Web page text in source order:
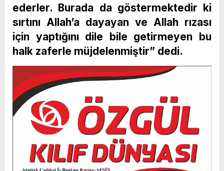
ederler. Burada da göstermektedir ki
sırtını Allah’a dayayan ve Allah rızası
için yaptığını dile bile getirmeyen bu
halk zaferle müjdelenmiştir” dedi.